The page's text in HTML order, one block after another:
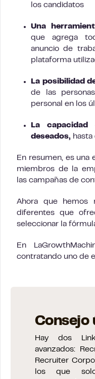
los candidatos
Una
que agrega
anuncio de
plataforma
La posibilidad
de las
personal en los
La
deseados, hasta
En resumen, es una
miembros de la
las campañas de
Ahora que hemos
diferentes que
seleccionar la
En
contratando uno de
Consejo
Hay dos
avanzados:
Recruiter
los que